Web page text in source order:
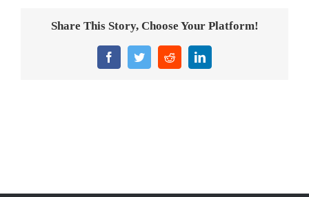
Share This Story, Choose Your Platform!
FacebookTwitterRedditLinkedIn